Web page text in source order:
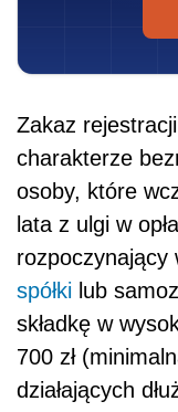
Zakaz
charakterze
osoby, które
lata z ulgi w
rozpoczynający
spółki lub
składkę w
700 zł
działających